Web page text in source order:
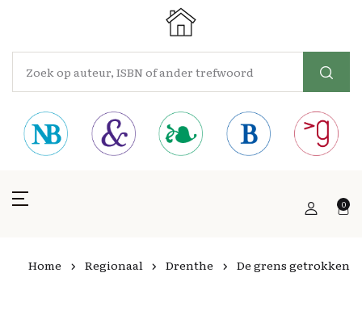
0
Home Regionaal Drenthe De grens getrokken